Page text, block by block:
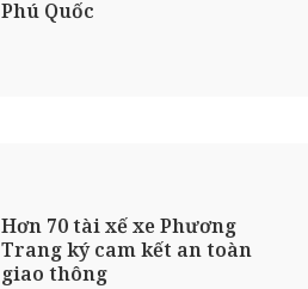
Phú Quốc
Hơn 70 tài xế xe Phương
Trang ký cam kết an toàn
giao thông